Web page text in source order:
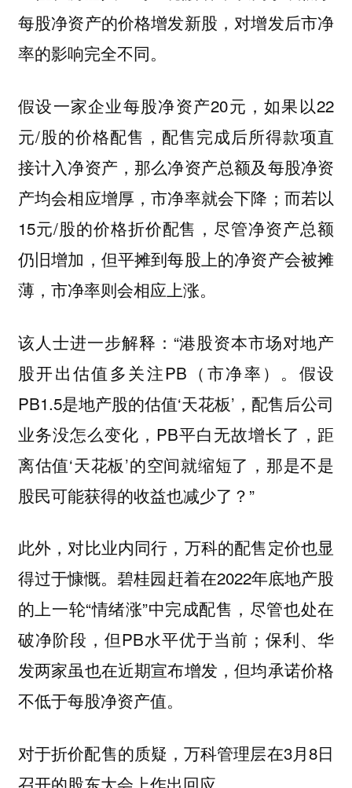
每股净资产的价格增发新股，对增发后市净
率的影响完全不同。
假设一家企业每股净资产20元，如果以22
元/股的价格配售，配售完成后所得款项直
接计入净资产，那么净资产总额及每股净资
产均会相应增厚，市净率就会下降；而若以
15元/股的价格折价配售，尽管净资产总额
仍旧增加，但平摊到每股上的净资产会被摊
薄，市净率则会相应上涨。
该人士进一步解释：“港股资本市场对地产
股开出估值多关注PB（市净率）。假设
PB1.5是地产股的估值‘天花板’，配售后公司
业务没怎么变化，PB平白无故增长了，距
离估值‘天花板’的空间就缩短了，那是不是
股民可能获得的收益也减少了？”
此外，对比业内同行，万科的配售定价也显
得过于慷慨。碧桂园赶着在2022年底地产股
的上一轮“情绪涨”中完成配售，尽管也处在
破净阶段，但PB水平优于当前；保利、华
发两家虽也在近期宣布增发，但均承诺价格
不低于每股净资产值。
对于折价配售的质疑，万科管理层在3月8日
召开的股东大会上作出回应。